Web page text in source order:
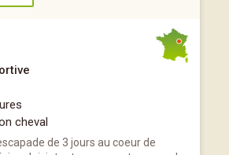
cheval
de 3 jours au coeur de